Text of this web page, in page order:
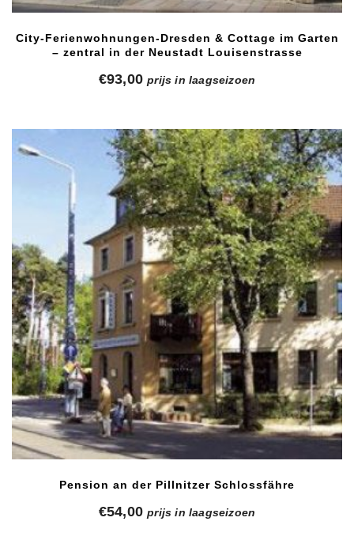
City-Ferienwohnungen-Dresden & Cottage im Garten
– zentral in der Neustadt Louisenstrasse
€93,00 prijs in laagseizoen
Pension an der Pillnitzer Schlossfähre
€54,00 prijs in laagseizoen